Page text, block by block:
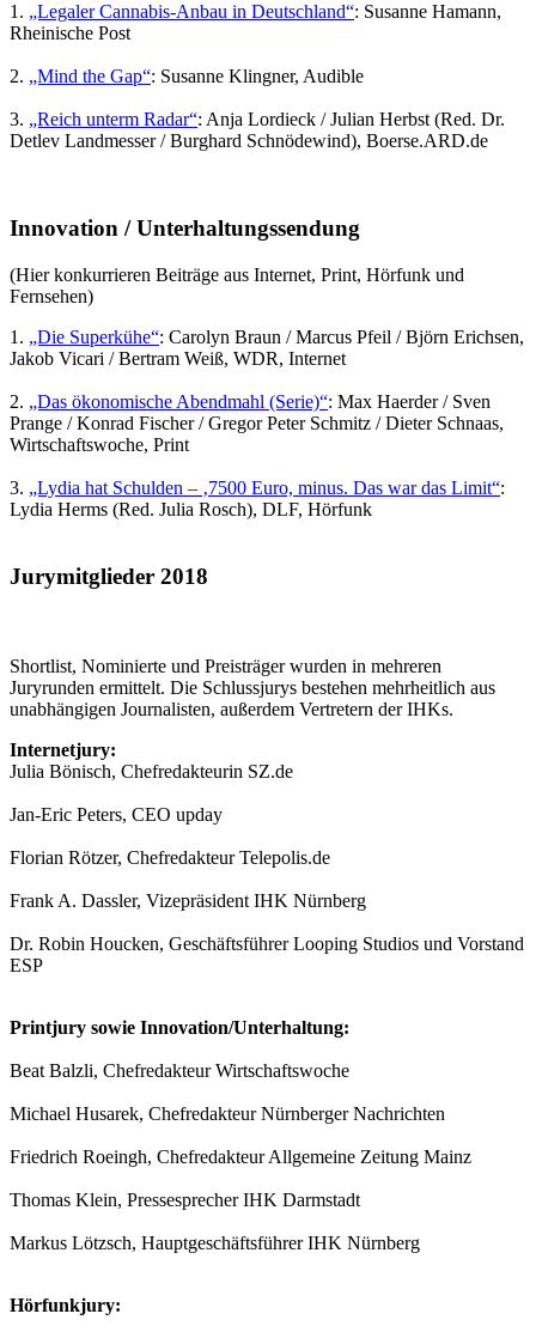
1. „Legaler Cannabis-Anbau in Deutschland“: Susanne Hamann,
Rheinische Post
2. „Mind the Gap“: Susanne Klingner, Audible
3. „Reich unterm Radar“: Anja Lordieck / Julian Herbst (Red. Dr.
Detlev Landmesser / Burghard Schnödewind), Boerse.ARD.de
Innovation / Unterhaltungssendung
(Hier konkurrieren Beiträge aus Internet, Print, Hörfunk und
Fernsehen)
1. „Die Superkühe“: Carolyn Braun / Marcus Pfeil / Björn Erichsen,
Jakob Vicari / Bertram Weiß, WDR, Internet
2. „Das ökonomische Abendmahl (Serie)“: Max Haerder / Sven
Prange / Konrad Fischer / Gregor Peter Schmitz / Dieter Schnaas,
Wirtschaftswoche, Print
3. „Lydia hat Schulden – ‚7500 Euro, minus. Das war das Limit“:
Lydia Herms (Red. Julia Rosch), DLF, Hörfunk
Jurymitglieder 2018
Shortlist, Nominierte und Preisträger wurden in mehreren
Juryrunden ermittelt. Die Schlussjurys bestehen mehrheitlich aus
unabhängigen Journalisten, außerdem Vertretern der IHKs.
Internetjury:
Julia Bönisch, Chefredakteurin SZ.de
Jan-Eric Peters, CEO upday
Florian Rötzer, Chefredakteur Telepolis.de
Frank A. Dassler, Vizepräsident IHK Nürnberg
Dr. Robin Houcken, Geschäftsführer Looping Studios und Vorstand
ESP
Printjury sowie Innovation/Unterhaltung:
Beat Balzli, Chefredakteur Wirtschaftswoche
Michael Husarek, Chefredakteur Nürnberger Nachrichten
Friedrich Roeingh, Chefredakteur Allgemeine Zeitung Mainz
Thomas Klein, Pressesprecher IHK Darmstadt
Markus Lötzsch, Hauptgeschäftsführer IHK Nürnberg
Hörfunkjury: